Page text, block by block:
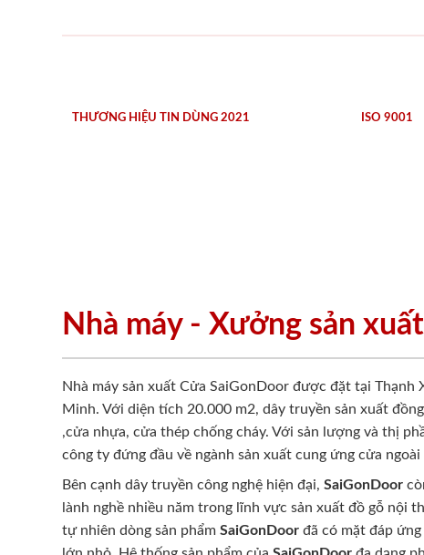
THƯƠNG HIỆU TIN DÙNG 2021 ISO 9001
Nhà máy - Xưởng sản xuất
Nhà máy sản xuất Cửa SaiGonDoor được đặt tại Thạnh
Minh. Với diện tích 20.000 m2, dây truyền sản xuất
,cửa nhựa, cửa thép chống cháy. Với sản lượng và thị
công ty đứng đầu về ngành sản xuất cung ứng cửa
Bên cạnh dây truyền công nghệ hiện đại, SaiGonDoor
lành nghề nhiều năm trong lĩnh vực sản xuất đồ gỗ nội
tự nhiên dòng sản phẩm SaiGonDoor đã có mặt đáp